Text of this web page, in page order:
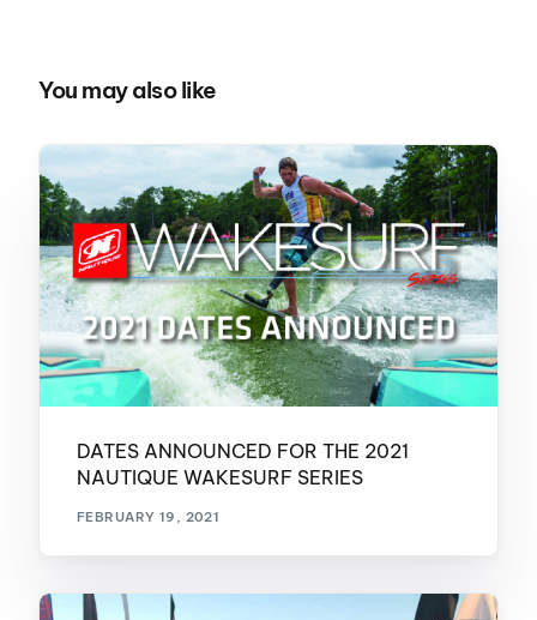
You may also like
DATES ANNOUNCED FOR THE 2021
NAUTIQUE WAKESURF SERIES
FEBRUARY 19, 2021